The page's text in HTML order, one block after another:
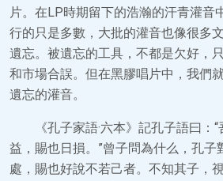
片。在LP時期留下的浩瀚的汗青灌音
行的只是多數，大批的灌音也像很多
遺忘。被遺忘的工具，不都是欠好，
和市場合誤。但在黑膠唱片中，我們
遺忘的灌音。
《孔子家語·六本》記孔子語曰：
益，賜也日損。”曾子問為什么，孔子
處，賜也好說不若己者。不知其子，